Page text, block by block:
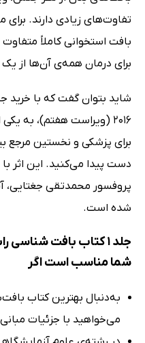
تفاوت‌های زیادی دارند.
بافت استخوانی کاملاً
برای درمان همه‌ی آن‌ها از
شاید بتوان گفت که با
2016 (ویراست هفتم)، به
برای پزشکی و نخستین مرجع
دست پیدا می‌کنید. این اثر
پروفسور محمدتقی جغتایی،
شده است.
شما مناسب است اگر
به‌دنبال بهترین کتاب
می‌خواهید با جزئیات